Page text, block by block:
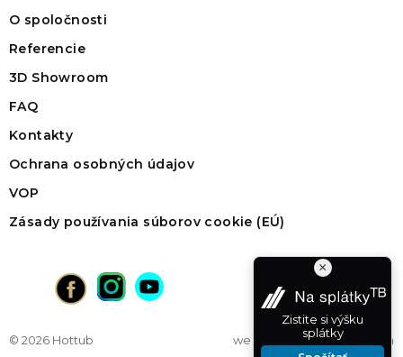
O spoločnosti
Referencie
3D Showroom
FAQ
Kontakty
Ochrana osobných údajov
VOP
Zásady používania súborov cookie (EÚ)
© 2026 Hottub web na mieruod vibration
×
Zistite si výšku
splátky